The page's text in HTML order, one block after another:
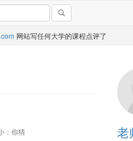
网站写任何大学的课程点评了
：你猜 老